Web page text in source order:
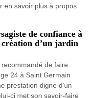
en savoir plus à propos
de confiance à
d’un jardin
de faire
24 à Saint Germain
prestation digne d’un
ci met son savoir-faire